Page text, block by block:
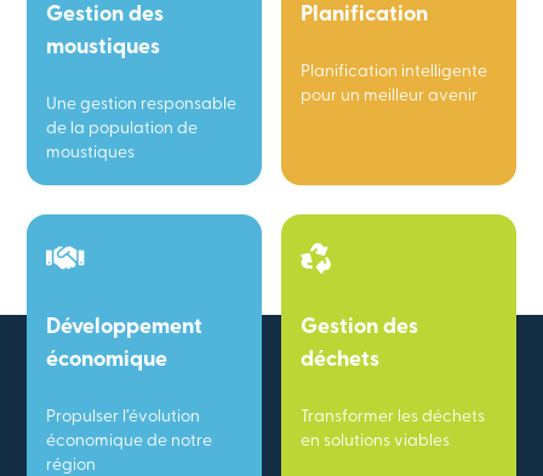
Gestion des
moustiques
Une gestion responsable
de la population de
moustiques
Planification
Planification intelligente
pour un meilleur avenir
Développement
économique
Propulser l’évolution
économique de notre
région
Gestion des
déchets
Transformer les déchets
en solutions viables